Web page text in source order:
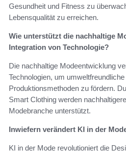
Gesundheit und Fitness zu
Lebensqualität zu erreichen.
Wie unterstützt die nachhaltige
Integration von Technologie?
Die nachhaltige Modeentwicklung
Technologien, um
Produktionsmethoden zu fördern.
Smart Clothing werden
Modebranche unterstützt.
Inwiefern verändert KI in der
KI in der Mode revolutioniert die